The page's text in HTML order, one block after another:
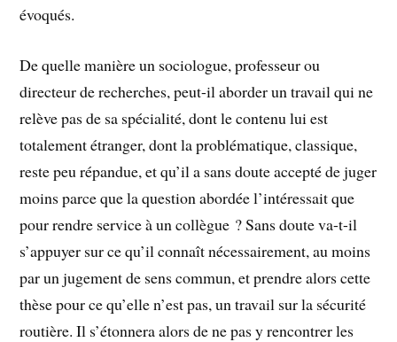
évoqués.
De quelle manière un sociologue, professeur ou
directeur de recherches, peut-il aborder un travail qui ne
relève pas de sa spécialité, dont le contenu lui est
totalement étranger, dont la problématique, classique,
reste peu répandue, et qu’il a sans doute accepté de juger
moins parce que la question abordée l’intéressait que
pour rendre service à un collègue ? Sans doute va-t-il
s’appuyer sur ce qu’il connaît nécessairement, au moins
par un jugement de sens commun, et prendre alors cette
thèse pour ce qu’elle n’est pas, un travail sur la sécurité
routière. Il s’étonnera alors de ne pas y rencontrer les